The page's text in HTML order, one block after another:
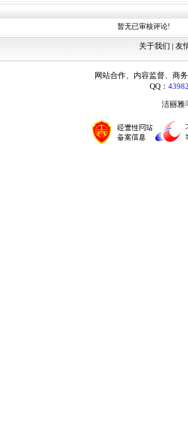
暂无已审核评论!
关于我们 | 友
网站合作、内容监督、商
QQ：
洁丽雅